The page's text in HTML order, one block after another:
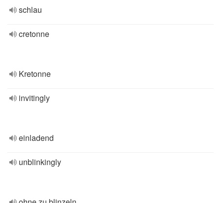
schlau
cretonne
Kretonne
invitingly
einladend
unblinkingly